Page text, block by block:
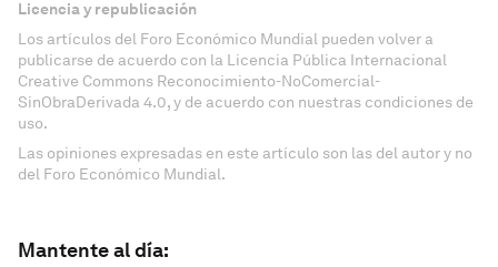
Licencia y republicación
Los artículos del Foro Económico Mundial pueden volver a
publicarse de acuerdo con la Licencia Pública Internacional
Creative Commons Reconocimiento-NoComercial-
SinObraDerivada 4.0, y de acuerdo con nuestras condiciones de
uso.
Las opiniones expresadas en este artículo son las del autor y no
del Foro Económico Mundial.
Mantente al día: